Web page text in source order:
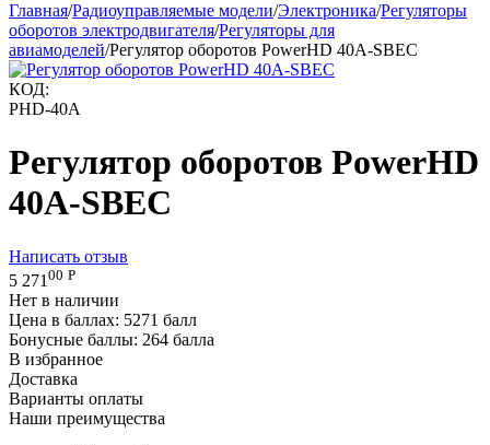
Главная/Радиоуправляемые модели/Электроника/Регуляторы
оборотов электродвигателя/Регуляторы для
авиамоделей/Регулятор оборотов PowerHD 40A-SBEC
КОД:
PHD-40A
Регулятор оборотов PowerHD
40A-SBEC
Написать отзыв
5 271 00 Р
Нет в наличии
Цена в баллах: 5271 балл
Бонусные баллы: 264 балла
В избранное
Доставка
Варианты оплаты
Наши преимущества